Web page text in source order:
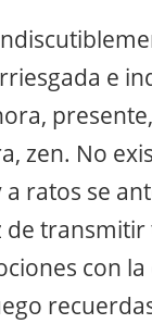
e
presente,
zen. No
a ratos se
de
con la